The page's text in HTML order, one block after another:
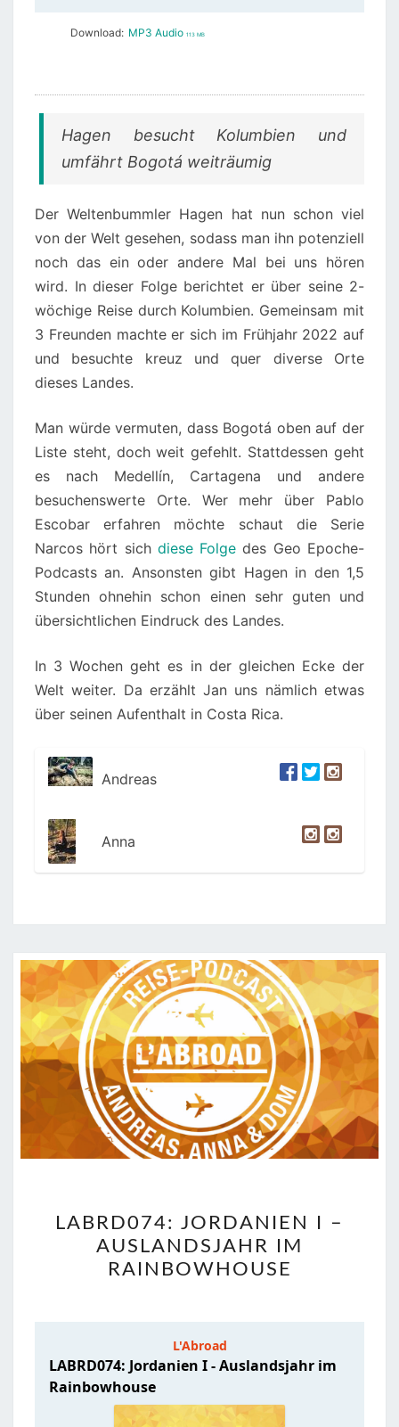
Download: MP3 Audio 113 MB
Hagen besucht Kolumbien und
umfährt Bogotá weiträumig
Der Weltenbummler Hagen hat nun schon viel
von der Welt gesehen, sodass man ihn potenziell
noch das ein oder andere Mal bei uns hören
wird. In dieser Folge berichtet er über seine 2-
wöchige Reise durch Kolumbien. Gemeinsam mit
3 Freunden machte er sich im Frühjahr 2022 auf
und besuchte kreuz und quer diverse Orte
dieses Landes.
Man würde vermuten, dass Bogotá oben auf der
Liste steht, doch weit gefehlt. Stattdessen geht
es nach Medellín, Cartagena und andere
besuchenswerte Orte. Wer mehr über Pablo
Escobar erfahren möchte schaut die Serie
Narcos hört sich diese Folge des Geo Epoche-
Podcasts an. Ansonsten gibt Hagen in den 1,5
Stunden ohnehin schon einen sehr guten und
übersichtlichen Eindruck des Landes.
In 3 Wochen geht es in der gleichen Ecke der
Welt weiter. Da erzählt Jan uns nämlich etwas
über seinen Aufenthalt in Costa Rica.
Andreas
Anna
JORDANIEN
I
–
RAINBOWHOUSE
LABRD074: JORDANIEN I –
AUSLANDSJAHR IM
RAINBOWHOUSE